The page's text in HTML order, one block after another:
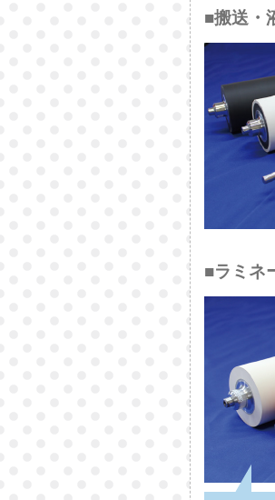
■搬送・
■ラミネ